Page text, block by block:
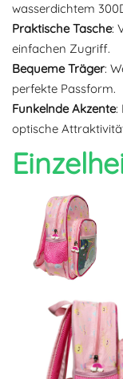
wasserdichtem
Praktische Tasche:
einfachen Zugriff.
Bequeme Träger:
perfekte Passform.
Funkelnde Akzente:
optische